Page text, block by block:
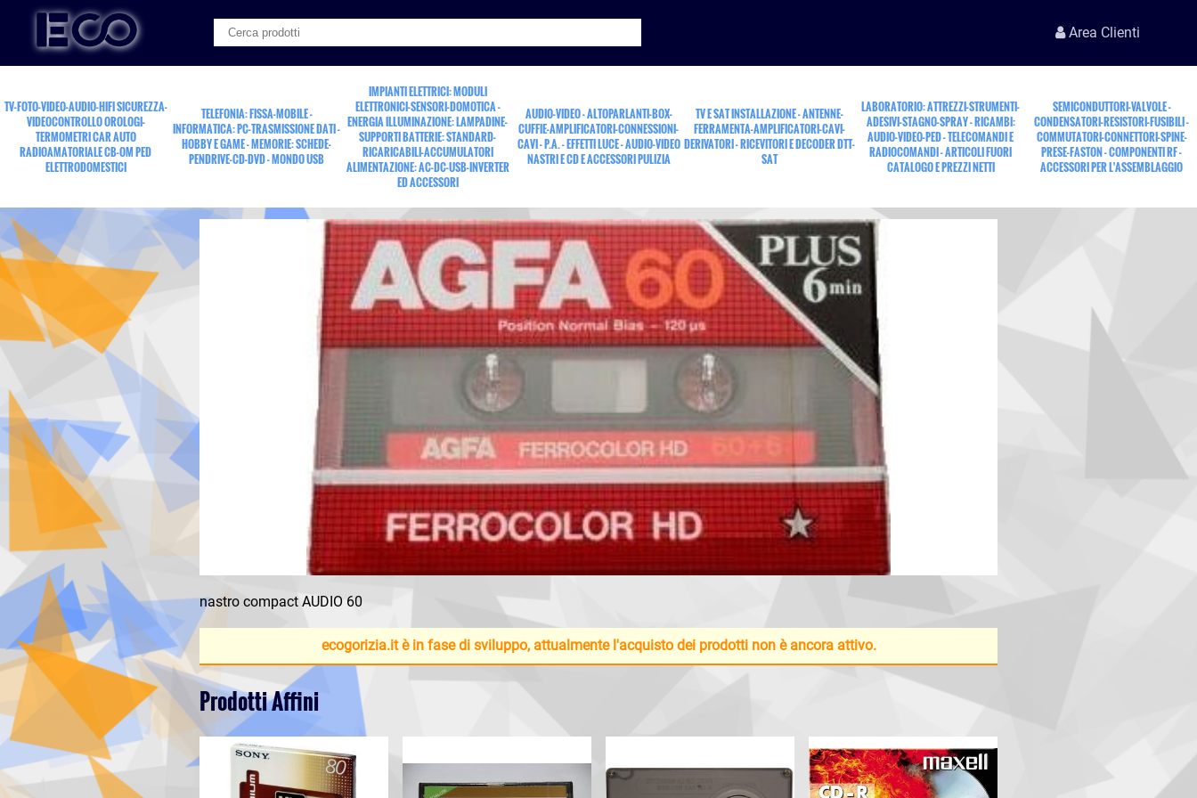
Area Clienti
TV-FOTO-VIDEO-AUDIO-HIFI SICUREZZA-
VIDEOCONTROLLO OROLOGI-
TERMOMETRI CAR AUTO
RADIOAMATORIALE CB-OM PED
ELETTRODOMESTICI
TELEFONIA: FISSA-MOBILE -
INFORMATICA: PC-TRASMISSIONE DATI -
HOBBY E GAME - MEMORIE: SCHEDE-
PENDRIVE-CD-DVD - MONDO USB
IMPIANTI ELETTRICI: MODULI
ELETTRONICI-SENSORI-DOMOTICA -
ENERGIA ILLUMINAZIONE: LAMPADINE-
SUPPORTI BATTERIE: STANDARD-
RICARICABILI-ACCUMULATORI
ALIMENTAZIONE: AC-DC-USB-INVERTER
ED ACCESSORI
AUDIO-VIDEO - ALTOPARLANTI-BOX-
CUFFIE-AMPLIFICATORI-CONNESSIONI-
CAVI - P.A. - EFFETTI LUCE - AUDIO-VIDEO
NASTRI E CD E ACCESSORI PULIZIA
TV E SAT INSTALLAZIONE - ANTENNE-
FERRAMENTA-AMPLIFICATORI-CAVI-
DERIVATORI - RICEVITORI E DECODER DTT-
SAT
LABORATORIO: ATTREZZI-STRUMENTI-
ADESIVI-STAGNO-SPRAY - RICAMBI:
AUDIO-VIDEO-PED - TELECOMANDI E
RADIOCOMANDI - ARTICOLI FUORI
CATALOGO E PREZZI NETTI
SEMICONDUTTORI-VALVOLE -
CONDENSATORI-RESISTORI-FUSIBILI -
COMMUTATORI-CONNETTORI-SPINE-
PRESE-FASTON - COMPONENTI RF -
ACCESSORI PER L'ASSEMBLAGGIO
nastro compact AUDIO 60
nastro compact AUDIO 60
ecogorizia.it è in fase di sviluppo, attualmente l'acquisto dei prodotti non è ancora attivo.
Prodotti Affini